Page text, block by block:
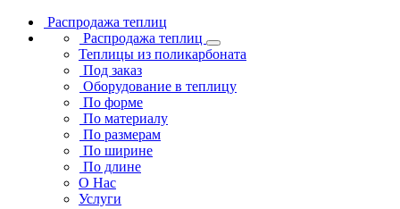
Распродажа теплиц
Распродажа теплиц
Теплицы из поликарбоната
Под заказ
Оборудование в теплицу
По форме
По материалу
По размерам
По ширине
По длине
О Нас
Услуги